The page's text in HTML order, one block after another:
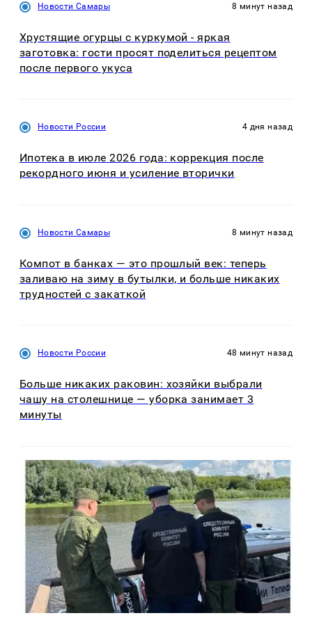
Новости Самары 8 минут назад
Хрустящие огурцы с куркумой - яркая
заготовка: гости просят поделиться рецептом
после первого укуса
Новости России 4 дня назад
Ипотека в июле 2026 года: коррекция после
рекордного июня и усиление вторички
Новости Самары 8 минут назад
Компот в банках — это прошлый век: теперь
заливаю на зиму в бутылки, и больше никаких
трудностей с закаткой
Новости России 48 минут назад
Больше никаких раковин: хозяйки выбрали
чашу на столешнице — уборка занимает 3
минуты